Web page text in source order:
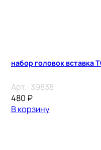
набор головок вставка
Арт.: 39838
480 ₽
В корзину